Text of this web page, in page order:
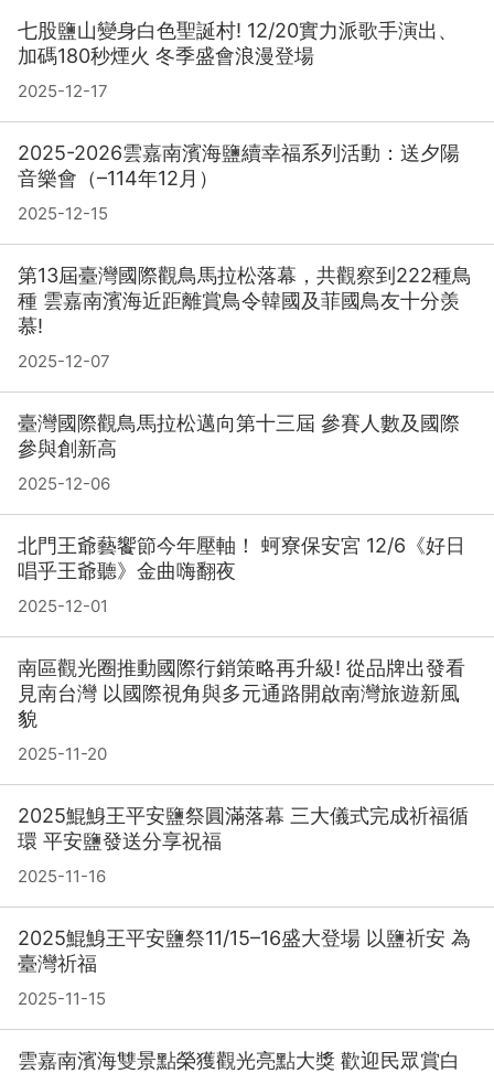
七股鹽山變身白色聖誕村! 12/20實力派歌手演出、
加碼180秒煙火 冬季盛會浪漫登場
2025-12-17
2025-2026雲嘉南濱海鹽續幸福系列活動：送夕陽
音樂會（–114年12月）
2025-12-15
第13屆臺灣國際觀鳥馬拉松落幕，共觀察到222種鳥
種 雲嘉南濱海近距離賞鳥令韓國及菲國鳥友十分羡
慕!
2025-12-07
臺灣國際觀鳥馬拉松邁向第十三屆 參賽人數及國際
參與創新高
2025-12-06
北門王爺藝饗節今年壓軸！ 蚵寮保安宮 12/6《好日
唱乎王爺聽》金曲嗨翻夜
2025-12-01
南區觀光圈推動國際行銷策略再升級! 從品牌出發看
見南台灣 以國際視角與多元通路開啟南灣旅遊新風
貌
2025-11-20
2025鯤鯓王平安鹽祭圓滿落幕 三大儀式完成祈福循
環 平安鹽發送分享祝福
2025-11-16
2025鯤鯓王平安鹽祭11/15–16盛大登場 以鹽祈安 為
臺灣祈福
2025-11-15
雲嘉南濱海雙景點榮獲觀光亮點大獎 歡迎民眾賞白